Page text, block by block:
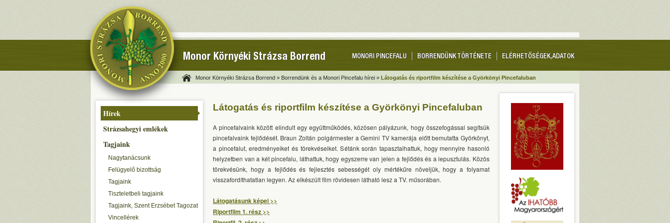
Monor Környéki Strázsa Borrend ELÉRHETŐSÉGEK, ADATOK
BORRENDÜNK TÖRTÉNETE
MONORI PINCEFALU
Monor Környéki Strázsa Borrend » Borrendünk és a Monori Pincefalu hírei » Látogatás és riportfilm készítése a Györkönyi Pincefaluban
Hírek
Strázsahegyi emlékek
Tagjaink
Nagytanácsunk
Felügyelő bizottság
Tagjaink
Tiszteletbeli tagjaink
Tagjaink, Szent Erzsébet Tagozat
Vincellérek
Látogatás és riportfilm készítése a Györkönyi Pincefaluban
A pincefalvaink között elindult egy együttműködés, közösen pályázunk, hogy összefogással segítsük
pincefalvaink fejlődését. Braun Zoltán polgármester a Gemini TV kamerája előtt bemutatta Györkönyt,
a pincefalut, eredményeiket és törekvéseiket. Sétánk során tapasztalhattuk, hogy mennyire hasonló
helyzetben van a két pincefalu, láthattuk, hogy egyszerre van jelen a fejlődés és a lepusztulás. Közös
törekvésünk, hogy a fejlődés és fejlesztés sebességét oly mértékűre növeljük, hogy a folyamat
visszafordíthatatlan legyen. Az elkészült film rövidesen látható lesz a TV. műsorában.
Látogatásunk képei >>
Riportfilm 1. rész >>